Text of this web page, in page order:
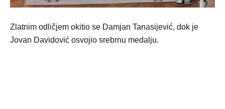
Zlatnim odličjem okitio se Damjan Tanasijević, dok je
Jovan Davidović osvojio srebrnu medalju.